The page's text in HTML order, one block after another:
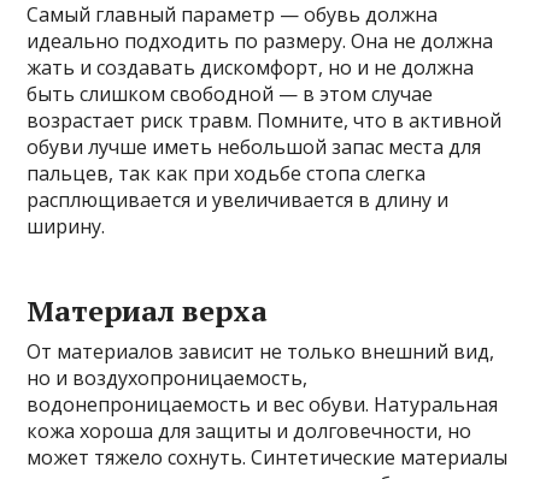
Самый главный параметр — обувь должна
идеально подходить по размеру. Она не должна
жать и создавать дискомфорт, но и не должна
быть слишком свободной — в этом случае
возрастает риск травм. Помните, что в активной
обуви лучше иметь небольшой запас места для
пальцев, так как при ходьбе стопа слегка
расплющивается и увеличивается в длину и
ширину.
Материал верха
От материалов зависит не только внешний вид,
но и воздухопроницаемость,
водонепроницаемость и вес обуви. Натуральная
кожа хороша для защиты и долговечности, но
может тяжело сохнуть. Синтетические материалы